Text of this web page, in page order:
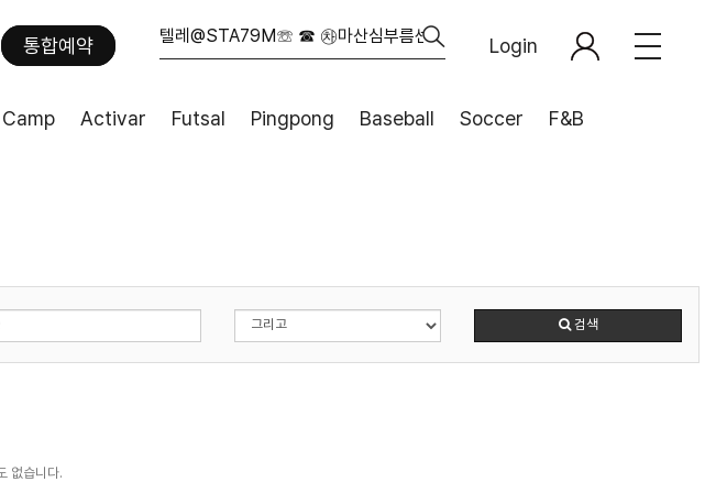
통합예약 Login
Activar Futsal Pingpong Baseball Soccer F&B
검색
없습니다.